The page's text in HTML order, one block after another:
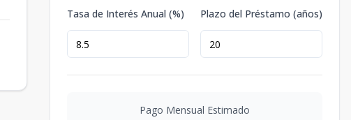
Tasa de Interés Anual (%) Plazo del Préstamo (años)
Pago Mensual Estimado